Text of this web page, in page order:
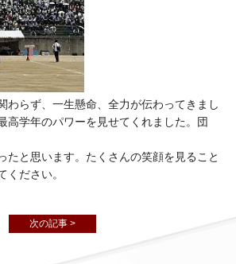
らず、一生懸命、全力が伝わってきまし
高学年のパワーを見せてくれました。団
たと思います。たくさんの笑顔を見ること
ださい。
次の記事 >